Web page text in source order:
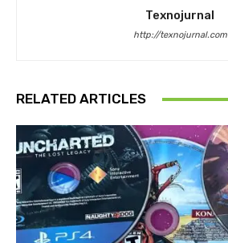
Texnojurnal
http://texnojurnal.com
RELATED ARTICLES